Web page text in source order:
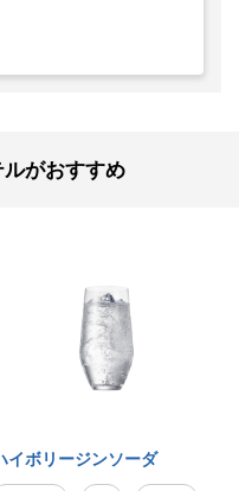
がおすすめ
イボリージンソーダ